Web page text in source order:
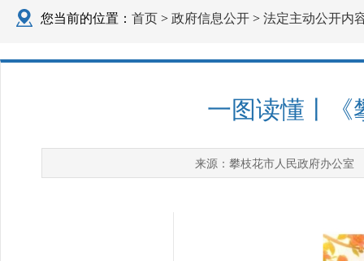
您当前的位置： 首页 > 政府信息公开 > 法定主动公开内
一图读懂丨《
来源： 攀枝花市人民政府办公室